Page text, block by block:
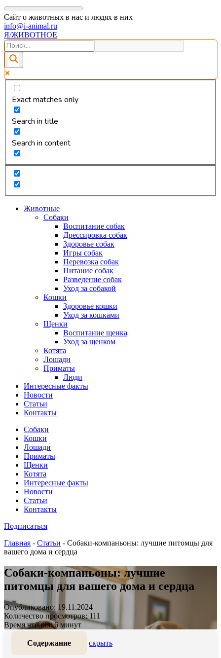
Сайт о животных в нас и людях в них
info@i-animal.ru
Я/ЖИВОТНОЕ
Exact matches only
Search in title
Search in content
Животные
Собаки
Воспитание собак
Дрессировка собак
Здоровье собак
Игры собак
Перевозка собак
Питание собак
Разведение собак
Уход за собакой
Кошки
Здоровье кошки
Уход за кошками
Щенки
Воспитание щенка
Уход за щенком
Котята
Лошади
Приматы
Люди
Интересные факты
Новости
Статьи
Контакты
Собаки
Кошки
Лошади
Приматы
Щенки
Котята
Интересные факты
Новости
Статьи
Контакты
Подписаться
Главная - Статьи - Собаки-компаньоны: лучшие питомцы для
вашего дома и сердца
Собаки-компаньоны: лучшие
питомцы для вашего дома и сердца
Опубликовано: 19.11.2024
Количество просмотров: 111
Время чтения: 6 минут
Содержание скрыть